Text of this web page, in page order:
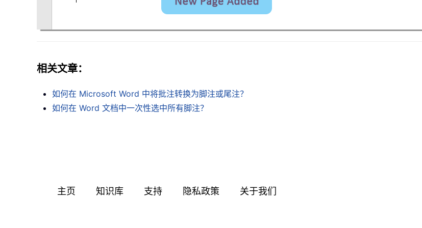
相关文章：
如何在 Microsoft Word 中将批注转换为脚注或尾注？
如何在 Word 文档中一次性选中所有脚注？
主页 知识库 支持 隐私政策 关于我们